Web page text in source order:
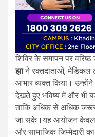
शिविर के समापन पर
झाने रक्तदाताओं, मेडिकल
आभार व्यक्त किया।
देखते हुए भविष्य में और भी
ताकि अधिक से अधिक
जा सके।यह आयोजन केवल
और सामाजिक जिम्मेदारी